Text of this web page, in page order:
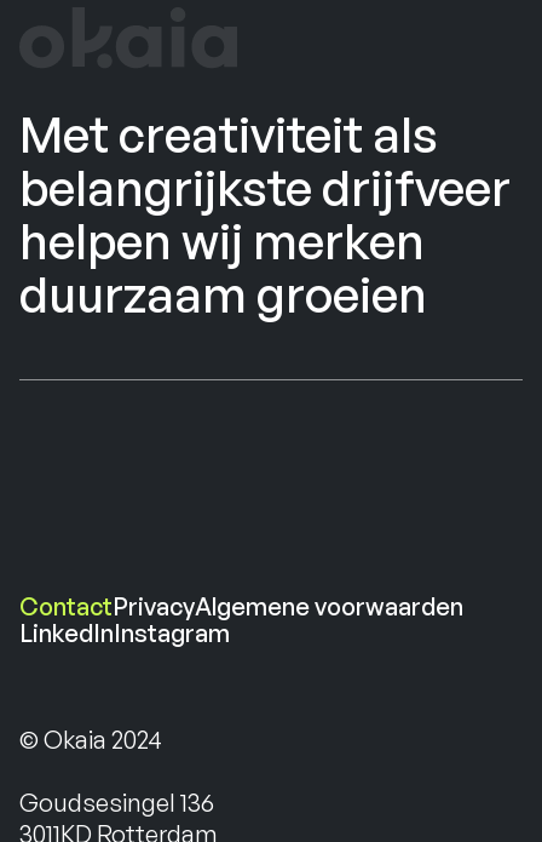
Met creativiteit als
belangrijkste drijfveer
helpen wij merken
duurzaam groeien
Goudsesingel 136
3011KD Rotterdam
© Okaia 2024
Contact
Contact
Privacy
Privacy
Algemene voorwaarden
Algemene voorwaarden
LinkedInInstagram